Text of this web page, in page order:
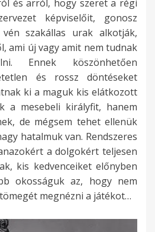
és arról, hogy szeret a régi
képviselőit, gonosz
szakállas urak alkotják,
ami új vagy amit nem tudnak
Ennek köszönhetően
és rossz döntéseket
ki a maguk kis elátkozott
a mesebeli királyfit, hanem
de mégsem tehet ellenük
hatalmuk van. Rendszeres
a dolgokért teljesen
kis kedvenceiket előnyben
okosságuk az, hogy nem
megnézni a játékot…